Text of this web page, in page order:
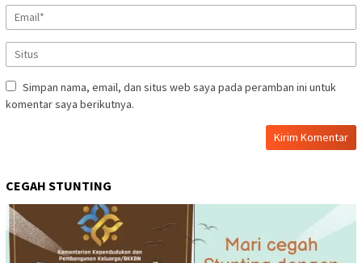
Simpan nama, email, dan situs web saya pada peramban ini untuk
komentar saya berikutnya.
CEGAH STUNTING